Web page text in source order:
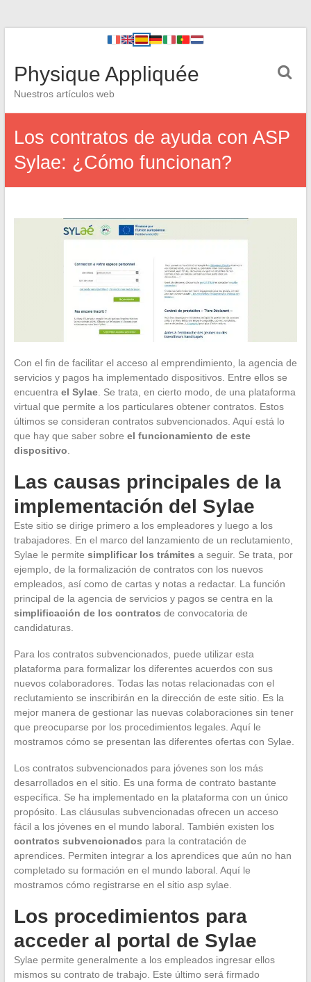
Physique Appliquée
Nuestros artículos web
Los contratos de ayuda con ASP
Sylae: ¿Cómo funcionan?
Con el fin de facilitar el acceso al emprendimiento, la agencia de
servicios y pagos ha implementado dispositivos. Entre ellos se
encuentra el Sylae. Se trata, en cierto modo, de una plataforma
virtual que permite a los particulares obtener contratos. Estos
últimos se consideran contratos subvencionados. Aquí está lo
que hay que saber sobre el funcionamiento de este
dispositivo
Las causas principales de la
implementación del Sylae
Este sitio se dirige primero a los empleadores y luego a los
trabajadores. En el marco del lanzamiento de un reclutamiento,
Sylae le permite simplificar los trámites a seguir. Se trata, por
ejemplo, de la formalización de contratos con los nuevos
empleados, así como de cartas y notas a redactar. La función
principal de la agencia de servicios y pagos se centra en la
simplificación de los contratos de convocatoria de
candidaturas.
Para los contratos subvencionados, puede utilizar esta
plataforma para formalizar los diferentes acuerdos con sus
nuevos colaboradores. Todas las notas relacionadas con el
reclutamiento se inscribirán en la dirección de este sitio. Es la
mejor manera de gestionar las nuevas colaboraciones sin tener
que preocuparse por los procedimientos legales. Aquí le
mostramos cómo se presentan las diferentes ofertas con Sylae.
Los contratos subvencionados para jóvenes son los más
desarrollados en el sitio. Es una forma de contrato bastante
específica. Se ha implementado en la plataforma con un único
propósito. Las cláusulas subvencionadas ofrecen un acceso
fácil a los jóvenes en el mundo laboral. También existen los
contratos subvencionados para la contratación de
aprendices. Permiten integrar a los aprendices que aún no han
completado su formación en el mundo laboral. Aquí le
mostramos cómo registrarse en el sitio asp sylae.
Los procedimientos para
acceder al portal de Sylae
Sylae permite generalmente a los empleados ingresar ellos
mismos su contrato de trabajo. Este último será firmado